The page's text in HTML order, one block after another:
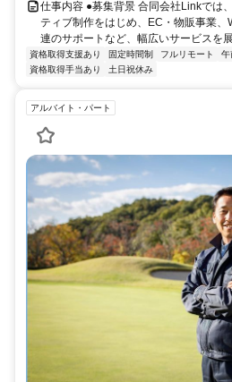
仕事内容 ●募集背景 合同会社Linkでは
ティブ制作をはじめ、EC・物販事業
連のサポートなど、幅広いサービスを
資格取得支援あり 固定時間制 フルリモート 午
資格取得手当あり
土日祝休み
アルバイト・パート